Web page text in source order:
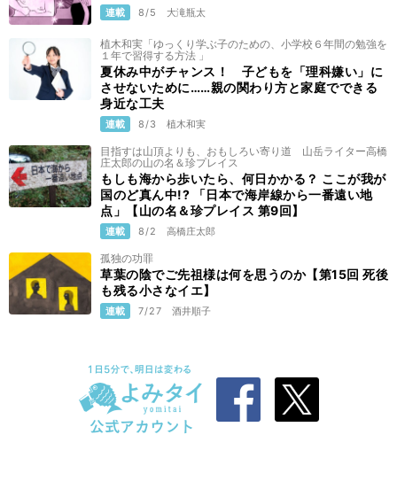
連載 8/5 大滝瓶太
植木和実「ゆっくり学ぶ子のための、小学校６年間の勉強を
１年で習得する方法 」
夏休み中がチャンス！ 子どもを「理科嫌い」に
させないために……親の関わり方と家庭でできる
身近な工夫
連載 8/3 植木和実
目指すは山頂よりも、おもしろい寄り道 山岳ライター高橋
庄太郎の山の名＆珍プレイス
もしも海から歩いたら、何日かかる？ ここが我が
国のど真ん中!? 「日本で海岸線から一番遠い地
点」【山の名＆珍プレイス 第9回】
連載 8/2 高橋庄太郎
孤独の功罪
草葉の陰でご先祖様は何を思うのか【第15回 死後
も残る小さなイエ】
連載 7/27 酒井順子